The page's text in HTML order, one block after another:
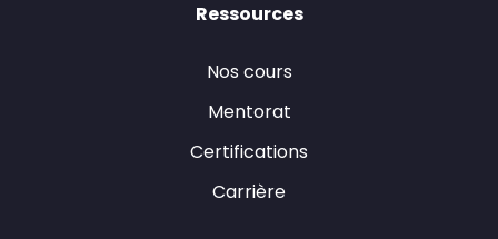
Ressources
Nos cours
Mentorat
Certifications
Carrière